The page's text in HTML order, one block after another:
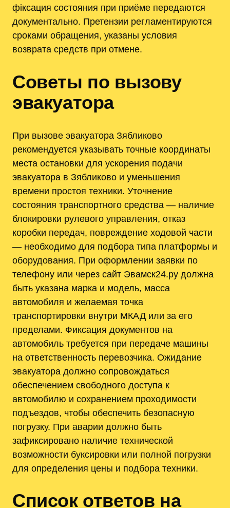
фіксация состояния при приёме передаются
документально. Претензии регламентируются
сроками обращения, указаны условия
возврата средств при отмене.
Советы по вызову
эвакуатора
При вызове эвакуатора Зябликово
рекомендуется указывать точные координаты
места остановки для ускорения подачи
эвакуатора в Зябликово и уменьшения
времени простоя техники. Уточнение
состояния транспортного средства — наличие
блокировки рулевого управления, отказ
коробки передач, повреждение ходовой части
— необходимо для подбора типа платформы и
оборудования. При оформлении заявки по
телефону или через сайт Эвамск24.ру должна
быть указана марка и модель, масса
автомобиля и желаемая точка
транспортировки внутри МКАД или за его
пределами. Фиксация документов на
автомобиль требуется при передаче машины
на ответственность перевозчика. Ожидание
эвакуатора должно сопровождаться
обеспечением свободного доступа к
автомобилю и сохранением проходимости
подъездов, чтобы обеспечить безопасную
погрузку. При аварии должно быть
зафиксировано наличие технической
возможности буксировки или полной погрузки
для определения цены и подбора техники.
Список ответов на